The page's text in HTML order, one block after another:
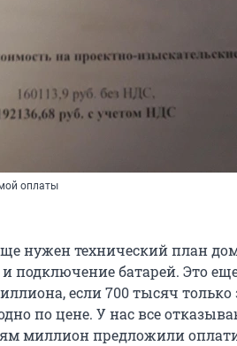
оплаты
нужен технический план
подключение батарей. Это
если 700 тысяч только
по цене. У нас все
миллион предложили